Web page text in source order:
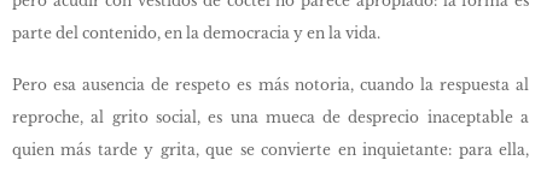
parte del contenido, en la democracia y en la vida.
Pero esa ausencia de respeto es más notoria, cuando la respuesta al
reproche, al grito social, es una mueca de desprecio inaceptable a
quien más tarde y grita, que se convierte en inquietante: para ella,